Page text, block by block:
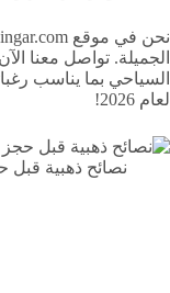
الجميلة. تواصل معنا
السياحي بما يناسب
لعام 2026!
نصائح ذهبية قبل